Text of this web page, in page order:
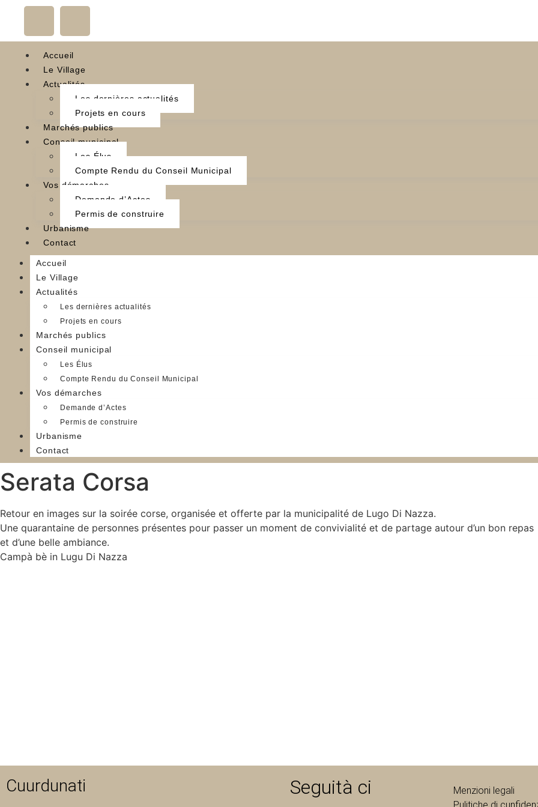
Accueil
Le Village
Actualités
Les dernières actualités
Projets en cours
Marchés publics
Conseil municipal
Les Élus
Compte Rendu du Conseil Municipal
Vos démarches
Demande d’Actes
Permis de construire
Urbanisme
Contact
Accueil
Le Village
Actualités
Les dernières actualités
Projets en cours
Marchés publics
Conseil municipal
Les Élus
Compte Rendu du Conseil Municipal
Vos démarches
Demande d’Actes
Permis de construire
Urbanisme
Contact
Serata Corsa
Retour en images sur la soirée corse, organisée et offerte par la municipalité de Lugo Di Nazza.
Une quarantaine de personnes présentes pour passer un moment de convivialité et de partage autour d’un bon repas
et d’une belle ambiance.
Campà bè in Lugu Di Nazza
Cuurdunati Seguità ci
Menzioni legali